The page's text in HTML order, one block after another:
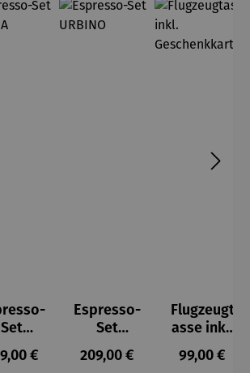
Set
Preis:
€
Espresso-
Set
URBINO
Regulärer Preis:
209,00 €
Flugzeugt
asse inkl.
Geschenk
karton
Regulärer
99,00 €